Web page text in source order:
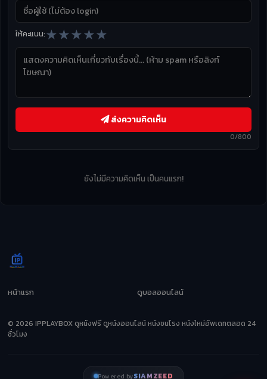
ให้คะแนน:★★★★★
0/800
ส่งความคิดเห็น
ยังไม่มีความคิดเห็น เป็นคนแรก!
หน้าแรก ดูบอลออนไลน์
© 2026 IPPLAYBOX ดูหนังฟรี ดูหนังออนไลน์ หนังชนโรง หนังใหม่อัพเดทตลอด 24
ชั่วโมง
Powered bySIAMZEED